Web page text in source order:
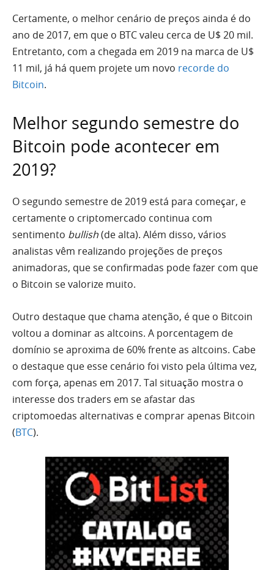
Certamente, o melhor cenário de preços ainda é do
ano de 2017, em que o BTC valeu cerca de U$ 20 mil.
Entretanto, com a chegada em 2019 na marca de U$
11 mil, já há quem projete um novo recorde do
Bitcoin.
Melhor segundo semestre do
Bitcoin pode acontecer em
2019?
O segundo semestre de 2019 está para começar, e
certamente o criptomercado continua com
sentimento bullish(de alta). Além disso, vários
analistas vêm realizando projeções de preços
animadoras, que se confirmadas pode fazer com que
o Bitcoin se valorize muito.
Outro destaque que chama atenção, é que o Bitcoin
voltou a dominar as altcoins. A porcentagem de
domínio se aproxima de 60% frente as altcoins. Cabe
o destaque que esse cenário foi visto pela última vez,
com força, apenas em 2017. Tal situação mostra o
interesse dos traders em se afastar das
criptomoedas alternativas e comprar apenas Bitcoin
(BTC).